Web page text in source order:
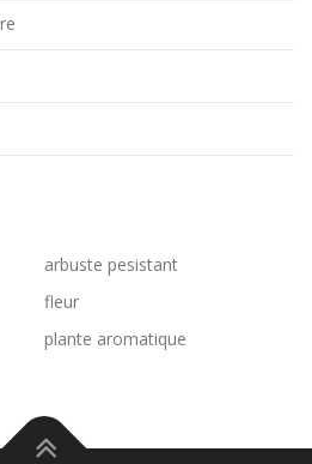
arbuste pesistant
fleur
plante aromatique